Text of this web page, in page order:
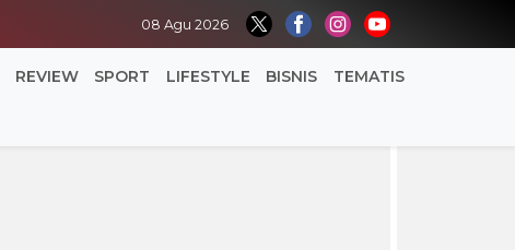
08 Agu 2026
REVIEW SPORT LIFESTYLE BISNIS TEMATIS